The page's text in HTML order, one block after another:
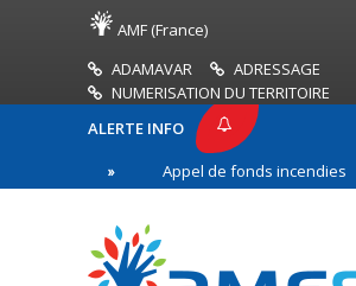
AMF (France)
ADAMAVAR
ADRESSAGE
NUMERISATION DU TERRITOIRE
ALERTE INFO
Appel de fonds incendies de forêt
ligne